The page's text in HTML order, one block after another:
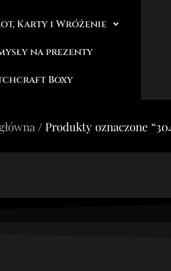
Karty i Wróżenie
na prezenty
Boxy
/ Produkty oznaczone